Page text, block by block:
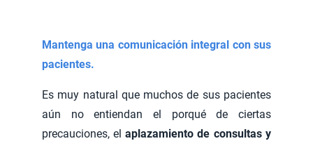
Mantenga una comunicación integral con sus
pacientes.
Es muy natural que muchos de sus pacientes
aún no entiendan el porqué de ciertas
precauciones, el aplazamiento de consultas y